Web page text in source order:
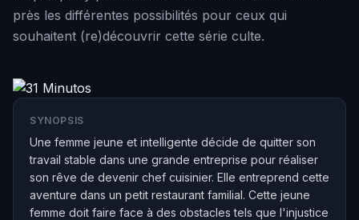
près les différentes possibilités pour ceux qui
souhaitent (re)découvrir cette série culte.
SYNOPSIS
Une femme jeune et intelligente décide de quitter son
travail stable dans une grande entreprise pour réaliser
son rêve de devenir chef cuisinier. Elle entreprend cette
aventure dans un petit restaurant familial. Cette jeune
femme doit faire face à des obstacles tels que l'injustice